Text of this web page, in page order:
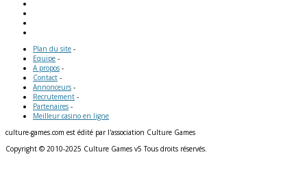
Plan du site -
Equipe -
A propos -
Contact -
Annonceurs -
Recrutement -
Partenaires -
Meilleur casino en ligne
culture-games.com est édité par l'association Culture Games
Copyright © 2010-2025 Culture Games v5 Tous droits réservés.